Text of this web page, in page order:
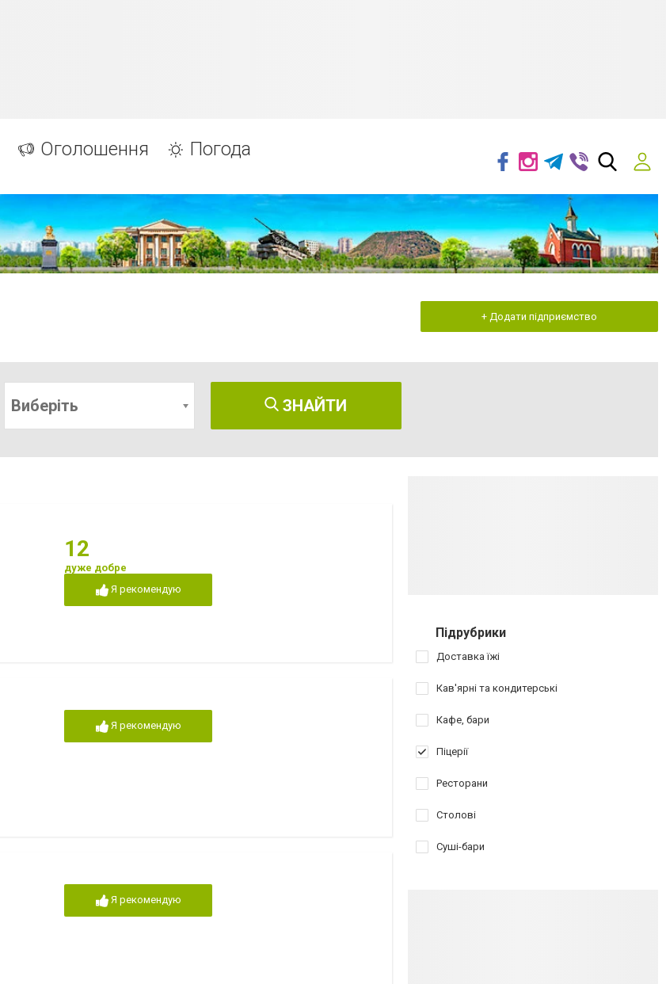
Оголошення Погода
+ Додати підприємство
Виберіть ЗНАЙТИ
12
дуже добре
Я рекомендую
Я рекомендую
Я рекомендую
Підрубрики
Доставка їжі
Кав'ярні та кондитерські
Кафе, бари
Піцерії
Ресторани
Столові
Суші-бари